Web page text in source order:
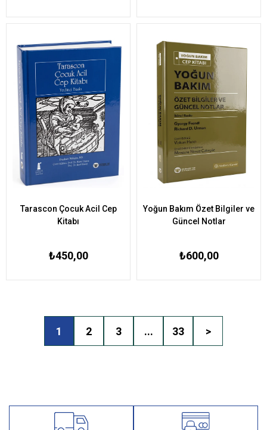
Tarascon Çocuk Acil Cep
Kitabı
₺450,00
Yoğun Bakım Özet Bilgiler ve
Güncel Notlar
₺600,00
1 2 3 ... 33 >